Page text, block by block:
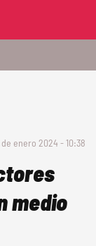
enero 2024 - 10:38
medio